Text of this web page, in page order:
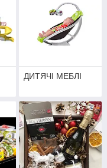
ДИТЯЧІ МЕБЛІ